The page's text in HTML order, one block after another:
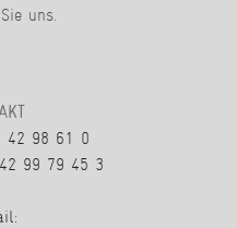
uns.
42 98 61 0
99 79 45 3